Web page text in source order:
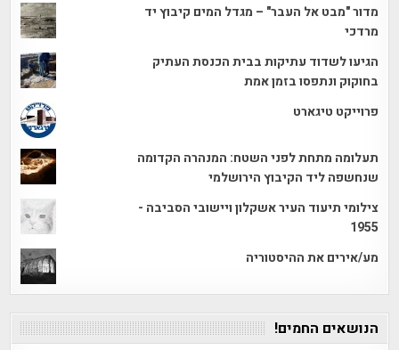
מדור "מבט אל העבר" – מגדל המים קיבוץ יד
מרדכי
הגיעו לשדוד עתיקות בבית הכנסת העתיק
בחוקוק ונתפסו בזמן אמת
פרוייקט טיגארט
תעלומה מתחת לפני השטח: המנהרה הקדומה
שנחשפה ליד הקיבוץ הירושלמי
צילומי תיעוד העיר אשקלון ויישובי הסביבה -
1955
מע/אירים את ההיסטוריה
הנושאים החמים!